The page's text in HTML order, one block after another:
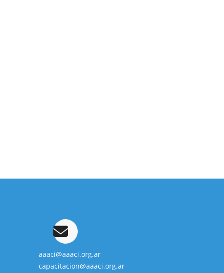
aaaci@aaaci.org.ar
capacitacion@aaaci.org.ar